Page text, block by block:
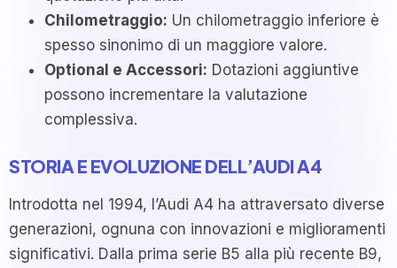
Chilometraggio: Un chilometraggio inferiore è
spesso sinonimo di un maggiore valore.
Optional e Accessori: Dotazioni aggiuntive
possono incrementare la valutazione
complessiva.
STORIA E EVOLUZIONE DELL’AUDI A4
Introdotta nel 1994, l’Audi A4 ha attraversato diverse
generazioni, ognuna con innovazioni e miglioramenti
significativi. Dalla prima serie B5 alla più recente B9,